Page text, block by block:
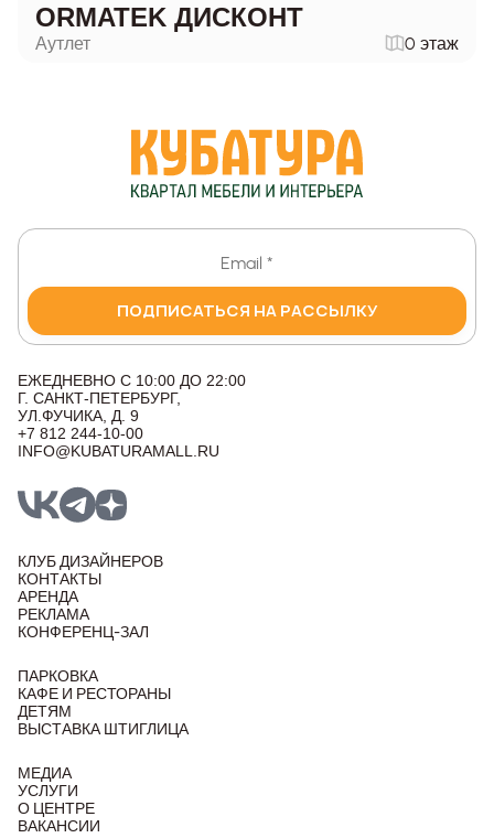
ORMATEK ДИСКОНТ
Аутлет 0 этаж
ПОДПИСАТЬСЯ НА РАССЫЛКУ
ЕЖЕДНЕВНО С 10:00 ДО 22:00
Г. САНКТ-ПЕТЕРБУРГ,
УЛ.ФУЧИКА, Д. 9
+7 812 244-10-00
INFO@KUBATURAMALL.RU
КЛУБ ДИЗАЙНЕРОВ
КОНТАКТЫ
АРЕНДА
РЕКЛАМА
КОНФЕРЕНЦ-ЗАЛ
ПАРКОВКА
КАФЕ И РЕСТОРАНЫ
ДЕТЯМ
ВЫСТАВКА ШТИГЛИЦА
МЕДИА
УСЛУГИ
О ЦЕНТРЕ
ВАКАНСИИ